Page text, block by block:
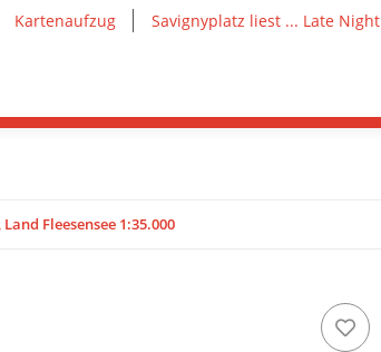
Kartenaufzug Savignyplatz liest ... Late Night
Fleesensee 1:35.000